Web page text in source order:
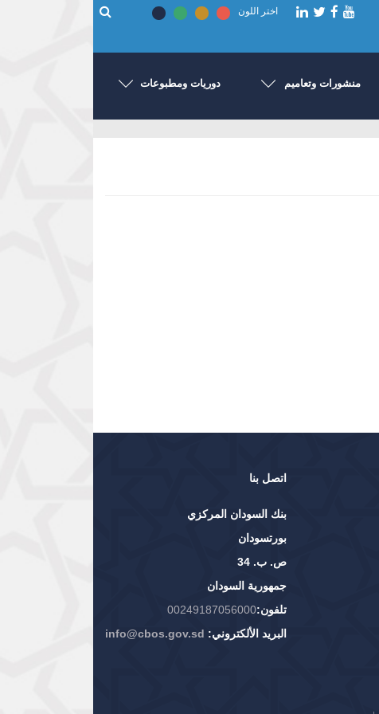
اختر اللون
منشورات وتعاميم دوريات ومطبوعات
اتصل بنا
بنك السودان المركزي
بورتسودان
ص. ب. 34
جمهورية السودان
تلفون:00249187056000
البريد الألكتروني: info@cbos.gov.sd